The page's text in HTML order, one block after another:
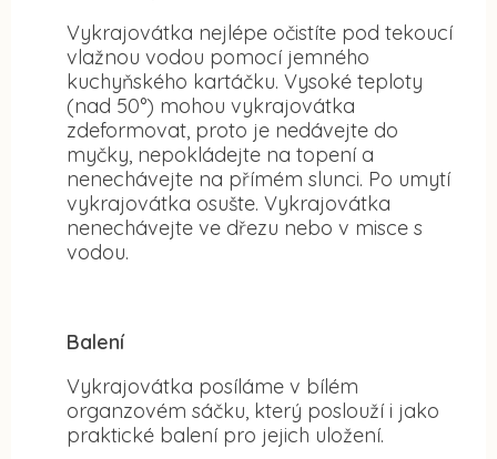
Vykrajovátka nejlépe očistíte pod tekoucí
vlažnou vodou pomocí jemného
kuchyňského kartáčku. Vysoké teploty
(nad 50°) mohou vykrajovátka
zdeformovat, proto je nedávejte do
myčky, nepokládejte na topení a
nenechávejte na přímém slunci. Po umytí
vykrajovátka osušte. Vykrajovátka
nenechávejte ve dřezu nebo v misce s
vodou.
Balení
Vykrajovátka posíláme v bílém
organzovém sáčku, který poslouží i jako
praktické balení pro jejich uložení.